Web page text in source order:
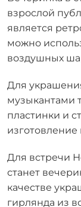
взрослой
является
можно
воздушных
Для
музыкантами
пластинки и
Для встречи
станет
качестве
гирлянда из